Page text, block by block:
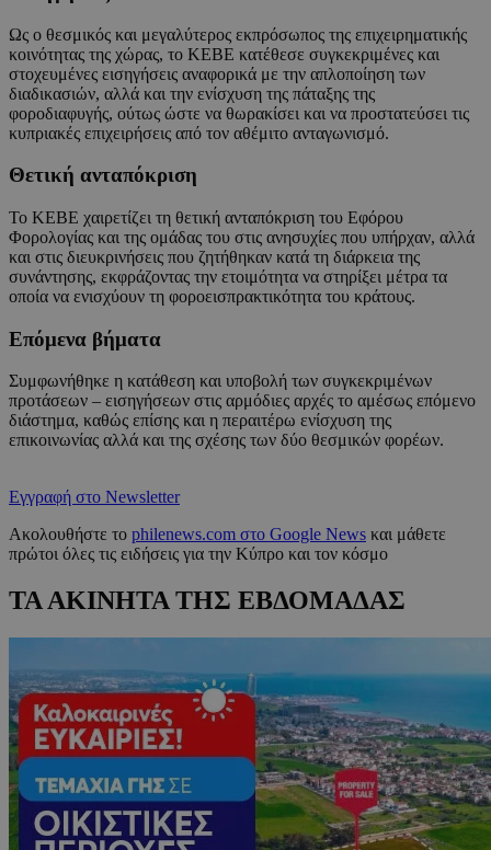
Ως ο θεσμικός και μεγαλύτερος εκπρόσωπος της επιχειρηματικής
κοινότητας της χώρας, το ΚΕΒΕ κατέθεσε συγκεκριμένες και
στοχευμένες εισηγήσεις αναφορικά με την απλοποίηση των
διαδικασιών, αλλά και την ενίσχυση της πάταξης της
φοροδιαφυγής, ούτως ώστε να θωρακίσει και να προστατεύσει τις
κυπριακές επιχειρήσεις από τον αθέμιτο ανταγωνισμό.
Θετική ανταπόκριση
Το ΚΕΒΕ χαιρετίζει τη θετική ανταπόκριση του Εφόρου
Φορολογίας και της ομάδας του στις ανησυχίες που υπήρχαν, αλλά
και στις διευκρινήσεις που ζητήθηκαν κατά τη διάρκεια της
συνάντησης, εκφράζοντας την ετοιμότητα να στηρίξει μέτρα τα
οποία να ενισχύουν τη φοροεισπρακτικότητα του κράτους.
Επόμενα βήματα
Συμφωνήθηκε η κατάθεση και υποβολή των συγκεκριμένων
προτάσεων – εισηγήσεων στις αρμόδιες αρχές το αμέσως επόμενο
διάστημα, καθώς επίσης και η περαιτέρω ενίσχυση της
επικοινωνίας αλλά και της σχέσης των δύο θεσμικών φορέων.
Εγγραφή στο Newsletter
Ακολουθήστε το philenews.com στο Google News και μάθετε
πρώτοι όλες τις ειδήσεις για την Κύπρο και τον κόσμο
ΤΑ ΑΚΙΝΗΤΑ ΤΗΣ ΕΒΔΟΜΑΔΑΣ